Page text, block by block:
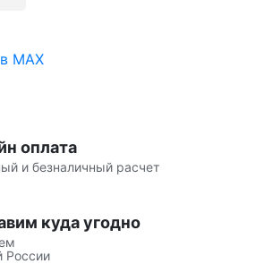
MAX
оплата
и безналичный расчет
куда угодно
России